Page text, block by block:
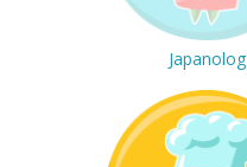
Japanolog